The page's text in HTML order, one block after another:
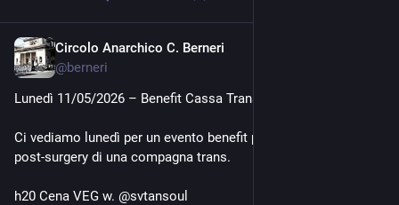
Circolo Anarchico C. Berneri
@berneri
Lunedì 11/05/2026 – Benefit Cassa Trans
Ci vediamo lunedì per un evento benefit per ricovero
post‑surgery di una compagna trans.
h20 Cena VEG w. @svtansoul